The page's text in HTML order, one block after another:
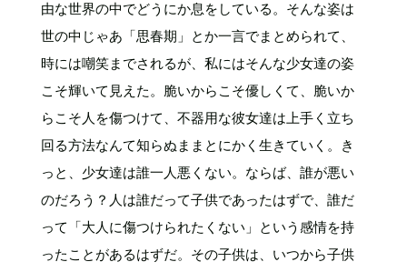
由な世界の中でどうにか息をしている。そんな姿は
世の中じゃあ「思春期」とか一言でまとめられて、
時には嘲笑までされるが、私にはそんな少女達の姿
こそ輝いて見えた。脆いからこそ優しくて、脆いか
らこそ人を傷つけて、不器用な彼女達は上手く立ち
回る方法なんて知らぬままとにかく生きていく。き
っと、少女達は誰一人悪くない。ならば、誰が悪い
のだろう？人は誰だって子供であったはずで、誰だ
って「大人に傷つけられたくない」という感情を持
ったことがあるはずだ。その子供は、いつから子供